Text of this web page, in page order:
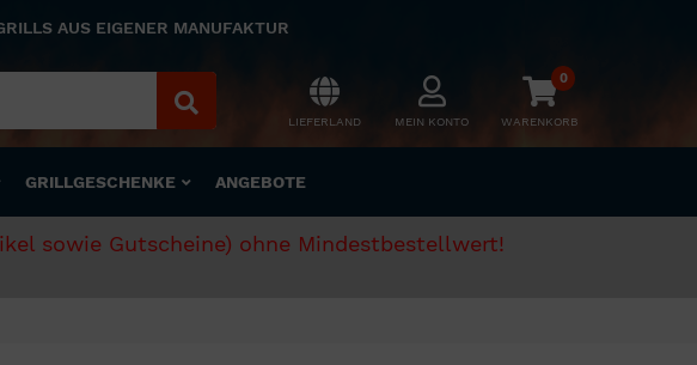
AUS EIGENER MANUFAKTUR
LIEFERLAND MEIN KONTO
0
WARENKORB
GRILLGESCHENKE ANGEBOTE
sowie Gutscheine) ohne Mindestbestellwert!